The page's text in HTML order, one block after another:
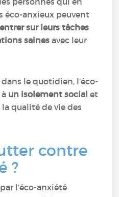
éco-anxieux peuvent
sur leurs tâches
saines avec leur
le quotidien, l’éco-
un isolement socialet
qualité de vie des
contre
?
l’éco-anxiété